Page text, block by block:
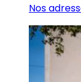
Nos